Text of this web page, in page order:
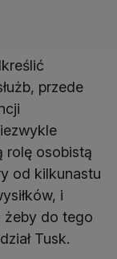
przede
rolę osobistą
od kilkunastu
i
żeby do tego
Tusk.